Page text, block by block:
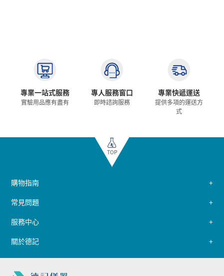
專業一站式服務
實驗用品應有盡有
專人服務窗口
即時諮詢服務
專業快遞運送
提供多項的運送方
式
TOP
購物指南
常見問題
服務中心
關於德記